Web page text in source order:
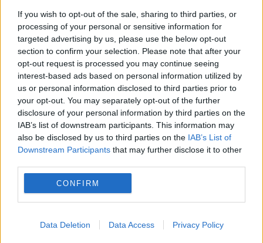
If you wish to opt-out of the sale, sharing to third parties, or
processing of your personal or sensitive information for
targeted advertising by us, please use the below opt-out
section to confirm your selection. Please note that after your
opt-out request is processed you may continue seeing
interest-based ads based on personal information utilized by
us or personal information disclosed to third parties prior to
your opt-out. You may separately opt-out of the further
disclosure of your personal information by third parties on the
IAB’s list of downstream participants. This information may
also be disclosed by us to third parties on the IAB’s List of
Downstream Participants that may further disclose it to other
CONFIRM
Data Deletion Data Access Privacy Policy
funcţia de premier: "Nu este cazul de
şampanie"
30 DECEMBRIE 2016
Preşedintele PSD, Liviu Dragnea, consider
că ceremonia depunerii jurământului de
către Sorin Grindeanu în funcţia de premier
ar trebui să fie “sobră”. "Administraţia
respectivă (de depunere...